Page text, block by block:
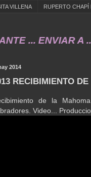
VILLENA RUPERTO CHAPÍ
A
2014
RECIBIMIENTO
de la
Video...